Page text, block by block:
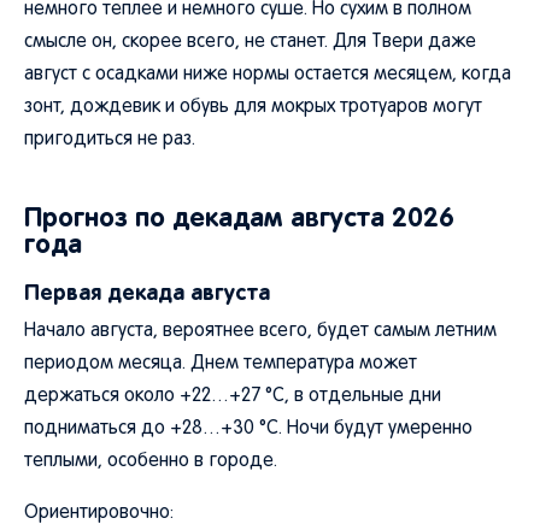
немного теплее и немного суше. Но сухим в полном
смысле он, скорее всего, не станет. Для Твери даже
август с осадками ниже нормы остается месяцем, когда
зонт, дождевик и обувь для мокрых тротуаров могут
пригодиться не раз.
Прогноз по декадам августа 2026
года
Первая декада августа
Начало августа, вероятнее всего, будет самым летним
периодом месяца. Днем температура может
держаться около +22…+27 °C, в отдельные дни
подниматься до +28…+30 °C. Ночи будут умеренно
теплыми, особенно в городе.
Ориентировочно: